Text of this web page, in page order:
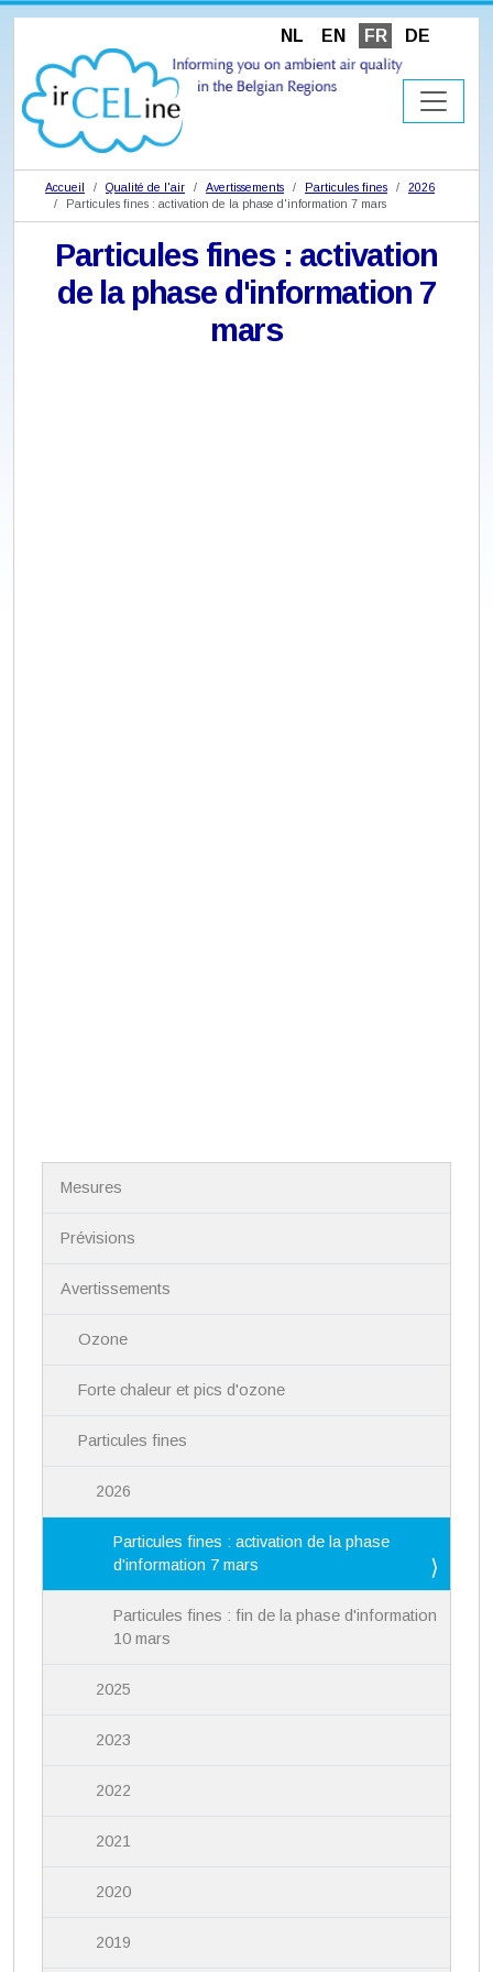
NL EN FR DE
Accueil Qualité de l'air Avertissements Particules fines
2026
Particules fines : activation de la phase d'information 7 mars
Particules fines : activation
de la phase d'information 7
mars
Mesures
Prévisions
Avertissements
Ozone
Forte chaleur et pics d'ozone
Particules fines
2026
Particules fines : activation de la phase
d'information 7 mars
Particules fines : fin de la phase d'information
10 mars
2025
2023
2022
2021
2020
2019